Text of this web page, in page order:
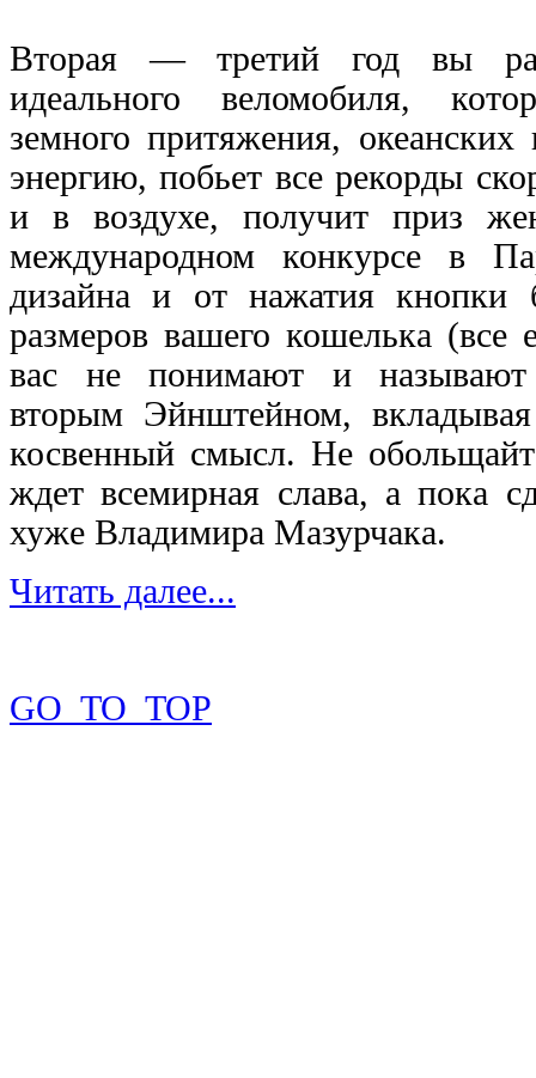
Вторая — третий год вы
идеального веломобиля,
земного притяжения,
энергию, побьет все рекорды
и в воздухе, получит приз
международном конкурсе в
дизайна и от нажатия кнопки
размеров вашего кошелька (все
вас не понимают и называют
вторым Эйнштейном,
косвенный смысл. Не
ждет всемирная слава, а пока
хуже Владимира Мазурчака.
Читать далее...
GO_TO_TOP